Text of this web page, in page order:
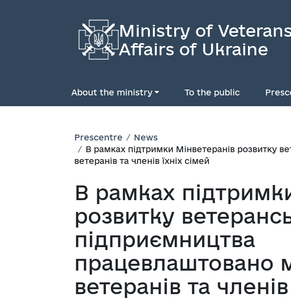
Ministry of
Affairs of Ukraine
About the ministry To the public
Prescentre
News
В рамках підтримки Мінветеранів розвитку
ветеранів та членів їхніх сімей
В рамках
розвитку
підприємництва
працевлаштовано
ветеранів та